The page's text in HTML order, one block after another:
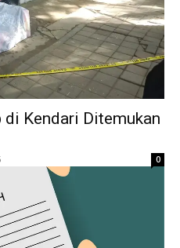
di Kendari Ditemukan
0